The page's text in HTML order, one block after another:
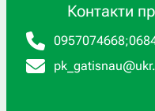
Контакти
0957074668;